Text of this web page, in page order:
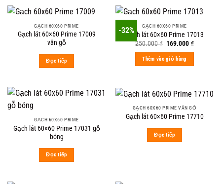
GẠCH 60X60 PRIME
Gạch lát 60×60 Prime 17009
vân gỗ
Đọc tiếp
-32% GẠCH 60X60 PRIME
Gạch lát 60×60 Prime 17013
250.000₫ Original
was:
250.000 ₫.
169.000₫Current
Thêm vào giỏ hàng
GẠCH 60X60 PRIME
Gạch lát 60×60 Prime 17031 gỗ
bóng
Đọc tiếp
GẠCH 60X60 PRIME VÂN GỖ
Gạch lát 60×60 Prime 17710
Đọc tiếp